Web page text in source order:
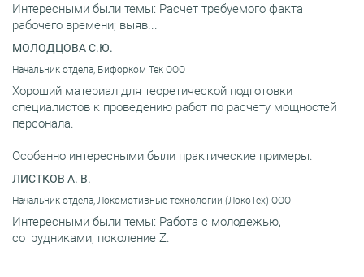
Интересными были темы: Расчет требуемого факта
рабочего времени; выяв...
МОЛОДЦОВА С.Ю.
Начальник отдела, Бифорком Тек ООО
Хороший материал для теоретической подготовки
специалистов к проведению работ по расчету мощностей
персонала.
Особенно интересными были практические примеры.
ЛИСТКОВ А. В.
Начальник отдела, Локомотивные технологии (ЛокоТех) ООО
Интересными были темы: Работа с молодежью,
сотрудниками; поколение Z.